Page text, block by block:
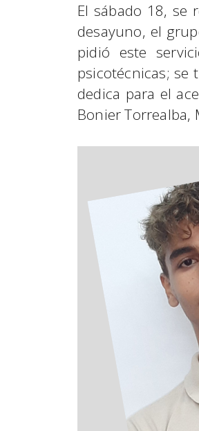
El sábado 18, se
desayuno, el
pidió este
psicotécnicas; se
dedica para el
Bonier Torrealba,